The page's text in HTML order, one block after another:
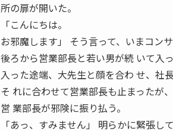
所の扉が開いた。
「こんにちは。
お邪魔します」 そう言って、いまコン
後ろから営業部長と若い男が続 いて入っ
入った途端、大先生と顔を合わ せ、社
そ れに合わせて営業部長も止まったが
営 業部長が邪険に振り払う。
「あっ、すみません」 明らかに緊張し